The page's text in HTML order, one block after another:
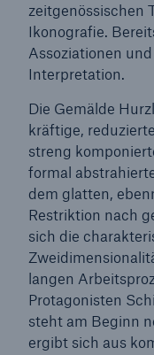
zeitgenössischen
Ikonografie.
Assoziationen
Interpretation.
Die Gemälde
kräftige,
streng
formal
dem glatten,
Restriktion nach
sich die
langen
Protagonisten
steht am Beginn
ergibt sich aus
Reinsurance Property/
Marine Trend